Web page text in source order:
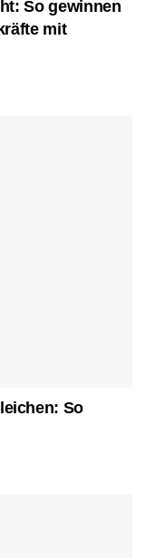
So gewinnen
mit
So